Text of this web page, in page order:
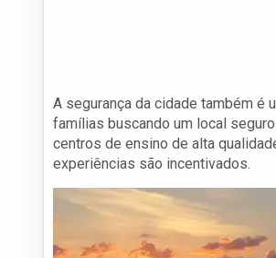
A segurança da cidade também é
famílias buscando um local
centros de ensino de alta
experiências são incentivados.